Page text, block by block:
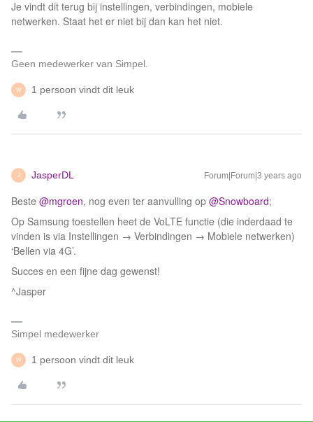
Je vindt dit terug bij instellingen, verbindingen, mobiele
netwerken. Staat het er niet bij dan kan het niet.
Geen medewerker van Simpel.
W 1 persoon vindt dit leuk
J JasperDL Forum|Forum|3 years ago
Beste @mgroen, nog even ter aanvulling op @Snowboard;
Op Samsung toestellen heet de VoLTE functie (die inderdaad te
vinden is via Instellingen → Verbindingen → Mobiele netwerken)
‘Bellen via 4G’.
Succes en een fijne dag gewenst!
^Jasper
Simpel medewerker
W 1 persoon vindt dit leuk